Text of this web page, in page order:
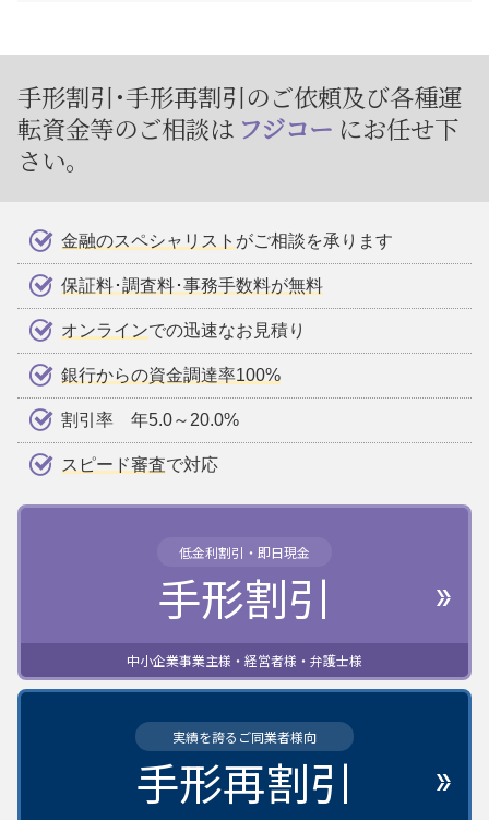
手形割引･手形再割引のご依頼及び各種運
転資金等のご相談は フジコー にお任せ下
さい。
金融のスペシャリスト がご相談を承ります
保証料･調査料･事務手数料が無料
オンラインでの迅速なお見積り
銀行からの資金調達率100%
割引率 年5.0～20.0%
スピード審査で対応
低金利割引・即日現金
手形割引
中小企業事業主様・経営者様・弁護士様
実績を誇るご同業者様向
手形再割引